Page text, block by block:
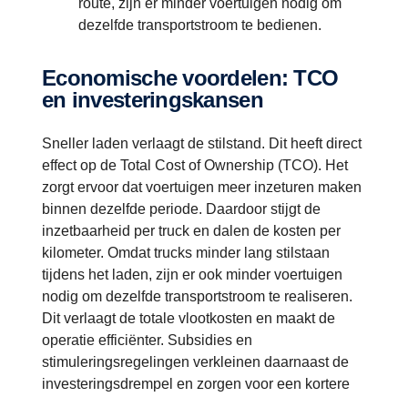
route, zijn er minder voertuigen nodig om
dezelfde transportstroom te bedienen.
Economische voordelen: TCO
en investeringskansen
Sneller laden verlaagt de stilstand. Dit heeft direct
effect op de Total Cost of Ownership (TCO). Het
zorgt ervoor dat voertuigen meer inzeturen maken
binnen dezelfde periode. Daardoor stijgt de
inzetbaarheid per truck en dalen de kosten per
kilometer. Omdat trucks minder lang stilstaan
tijdens het laden, zijn er ook minder voertuigen
nodig om dezelfde transportstroom te realiseren.
Dit verlaagt de totale vlootkosten en maakt de
operatie efficiënter. Subsidies en
stimuleringsregelingen verkleinen daarnaast de
investeringsdrempel en zorgen voor een kortere